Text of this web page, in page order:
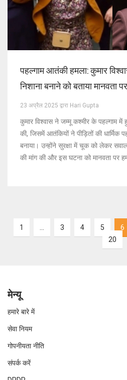
पहल्गाम आतंकी हमला: कुमार
निशाना बनाने को बताया मानवता
23 अप्रैल 2025 द्वारा Hari Gupta
कुमार विश्वास ने जम्मू कश्मीर के पहल्गाम
की, जिसमें आतंकियों ने पीड़ितों की धार्मिक
बनाया। उन्होंने सुरक्षा में चूक को लेकर
की मांग की और इस घटना को मानवता पर
1 3 4 5 6
20
मेन्यू
हमारे बारे में
सेवा नियम
गोपनीयता नीति
संपर्क करें